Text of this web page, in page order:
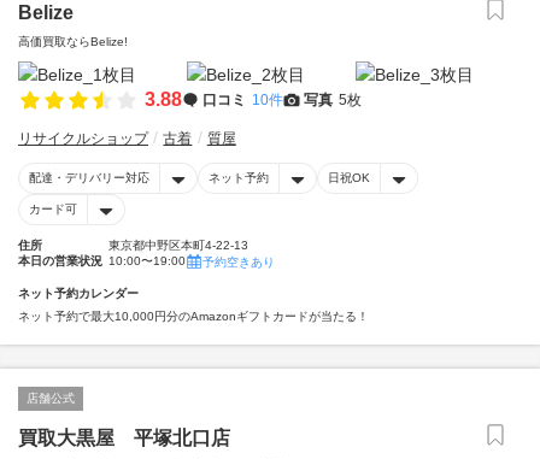
Belize
高価買取ならBelize!
3.88 口コミ 10件 写真 5枚
リサイクルショップ 古着 質屋
配達・デリバリー対応 ネット予約 日祝OK
カード可
住所
東京都中野区本町4-22-13
本日の営業状況 10:00〜19:00 予約空きあり
ネット予約カレンダー
ネット予約で最大10,000円分のAmazonギフトカードが当たる！
店舗公式
買取大黒屋 平塚北口店